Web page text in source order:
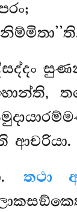
ආචරියා.
තථා